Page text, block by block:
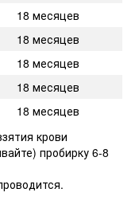
18 месяцев
18 месяцев
18 месяцев
18 месяцев
18 месяцев
крови
пробирку 6-8